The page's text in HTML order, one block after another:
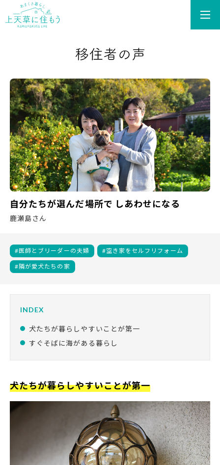
自分たちが選んだ場所で しあわせになる
鹿瀬島さん
医師とブリーダーの夫婦 空き家をセルフリフォーム
隣が愛犬たちの家
犬たちが暮らしやすいことが第一
すぐそばに海がある暮らし
犬たちが暮らしやすいことが第一